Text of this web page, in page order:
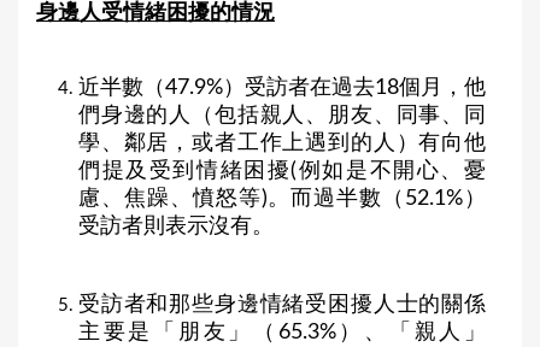
身邊人受情緒困擾的情況
近半數（47.9%）受訪者在過去18個月，他
們身邊的人（包括親人、朋友、同事、同
學、鄰居，或者工作上遇到的人）有向他
們提及受到情緒困擾(例如是不開心、憂
慮、焦躁、憤怒等)。而過半數（52.1%）
受訪者則表示沒有。
受訪者和那些身邊情緒受困擾人士的關係
主要是「朋友」（65.3%）、「親人」